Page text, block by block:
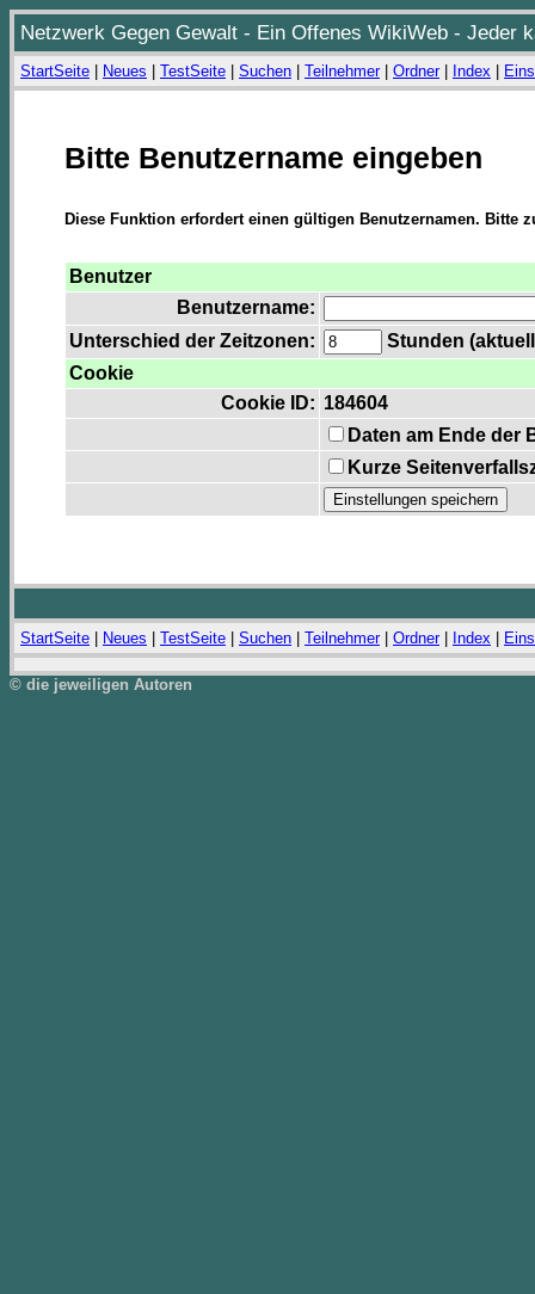
Netzwerk Gegen Gewalt - Ein Offenes WikiWeb - Jeder
StartSeite Neues TestSeite Suchen Teilnehmer| Ordner| Index
Bitte Benutzername eingeben
Diese Funktion erfordert einen gültigen Benutzernamen. Bitte
Benutzer
Benutzername:
Unterschied der Zeitzonen:
Stunden
Cookie
Cookie ID: 184604
Daten am Ende der
Kurze
StartSeite Neues TestSeite Suchen Teilnehmer| Ordner| Index
© die jeweiligen Autoren